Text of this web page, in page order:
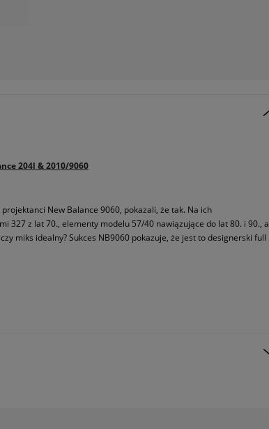
204l & 2010/9060
projektanci New Balance 9060, pokazali, że tak. Na ich
327 z lat 70., elementy modelu 57/40 nawiązujące do lat 80. i 90., a
miks idealny? Sukces NB9060 pokazuje, że jest to designerski full